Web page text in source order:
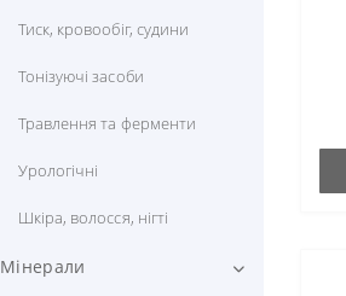
Тиск, кровообіг, судини
Тонізуючі засоби
Травлення та ферменти
Урологічні
Шкіра, волосся, нігті
Мінерали